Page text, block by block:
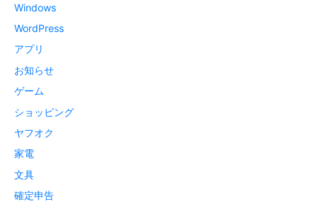
Windows
WordPress
アプリ
お知らせ
ゲーム
ショッピング
ヤフオク
家電
文具
確定申告